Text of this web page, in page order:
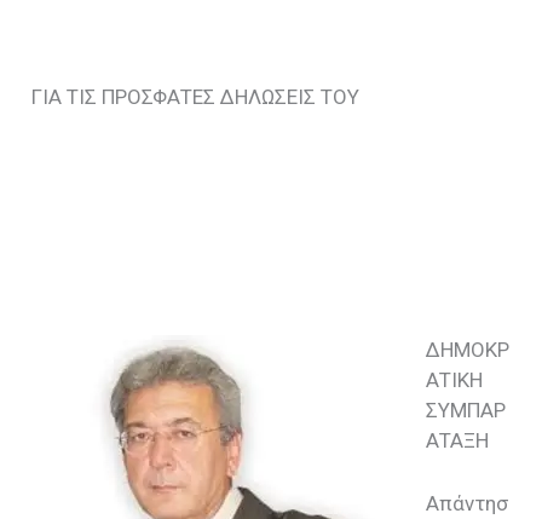
ΓΙΑ ΤΙΣ ΠΡΟΣΦΑΤΕΣ ΔΗΛΩΣΕΙΣ ΤΟΥ
ΔΗΜΟΚΡ
ΑΤΙΚΗ
ΣΥΜΠΑΡ
ΑΤΑΞΗ
Απάντησ